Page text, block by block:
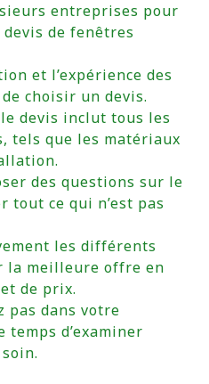
entreprises pour
de fenêtres
et l’expérience des
choisir un devis.
devis inclut tous les
tels que les matériaux
des questions sur le
ce qui n’est pas
les différents
la meilleure offre en
de prix.
pas dans votre
d’examiner